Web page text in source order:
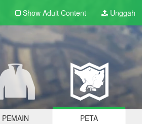
Show Adult Content Unggah
PEMAIN PETA